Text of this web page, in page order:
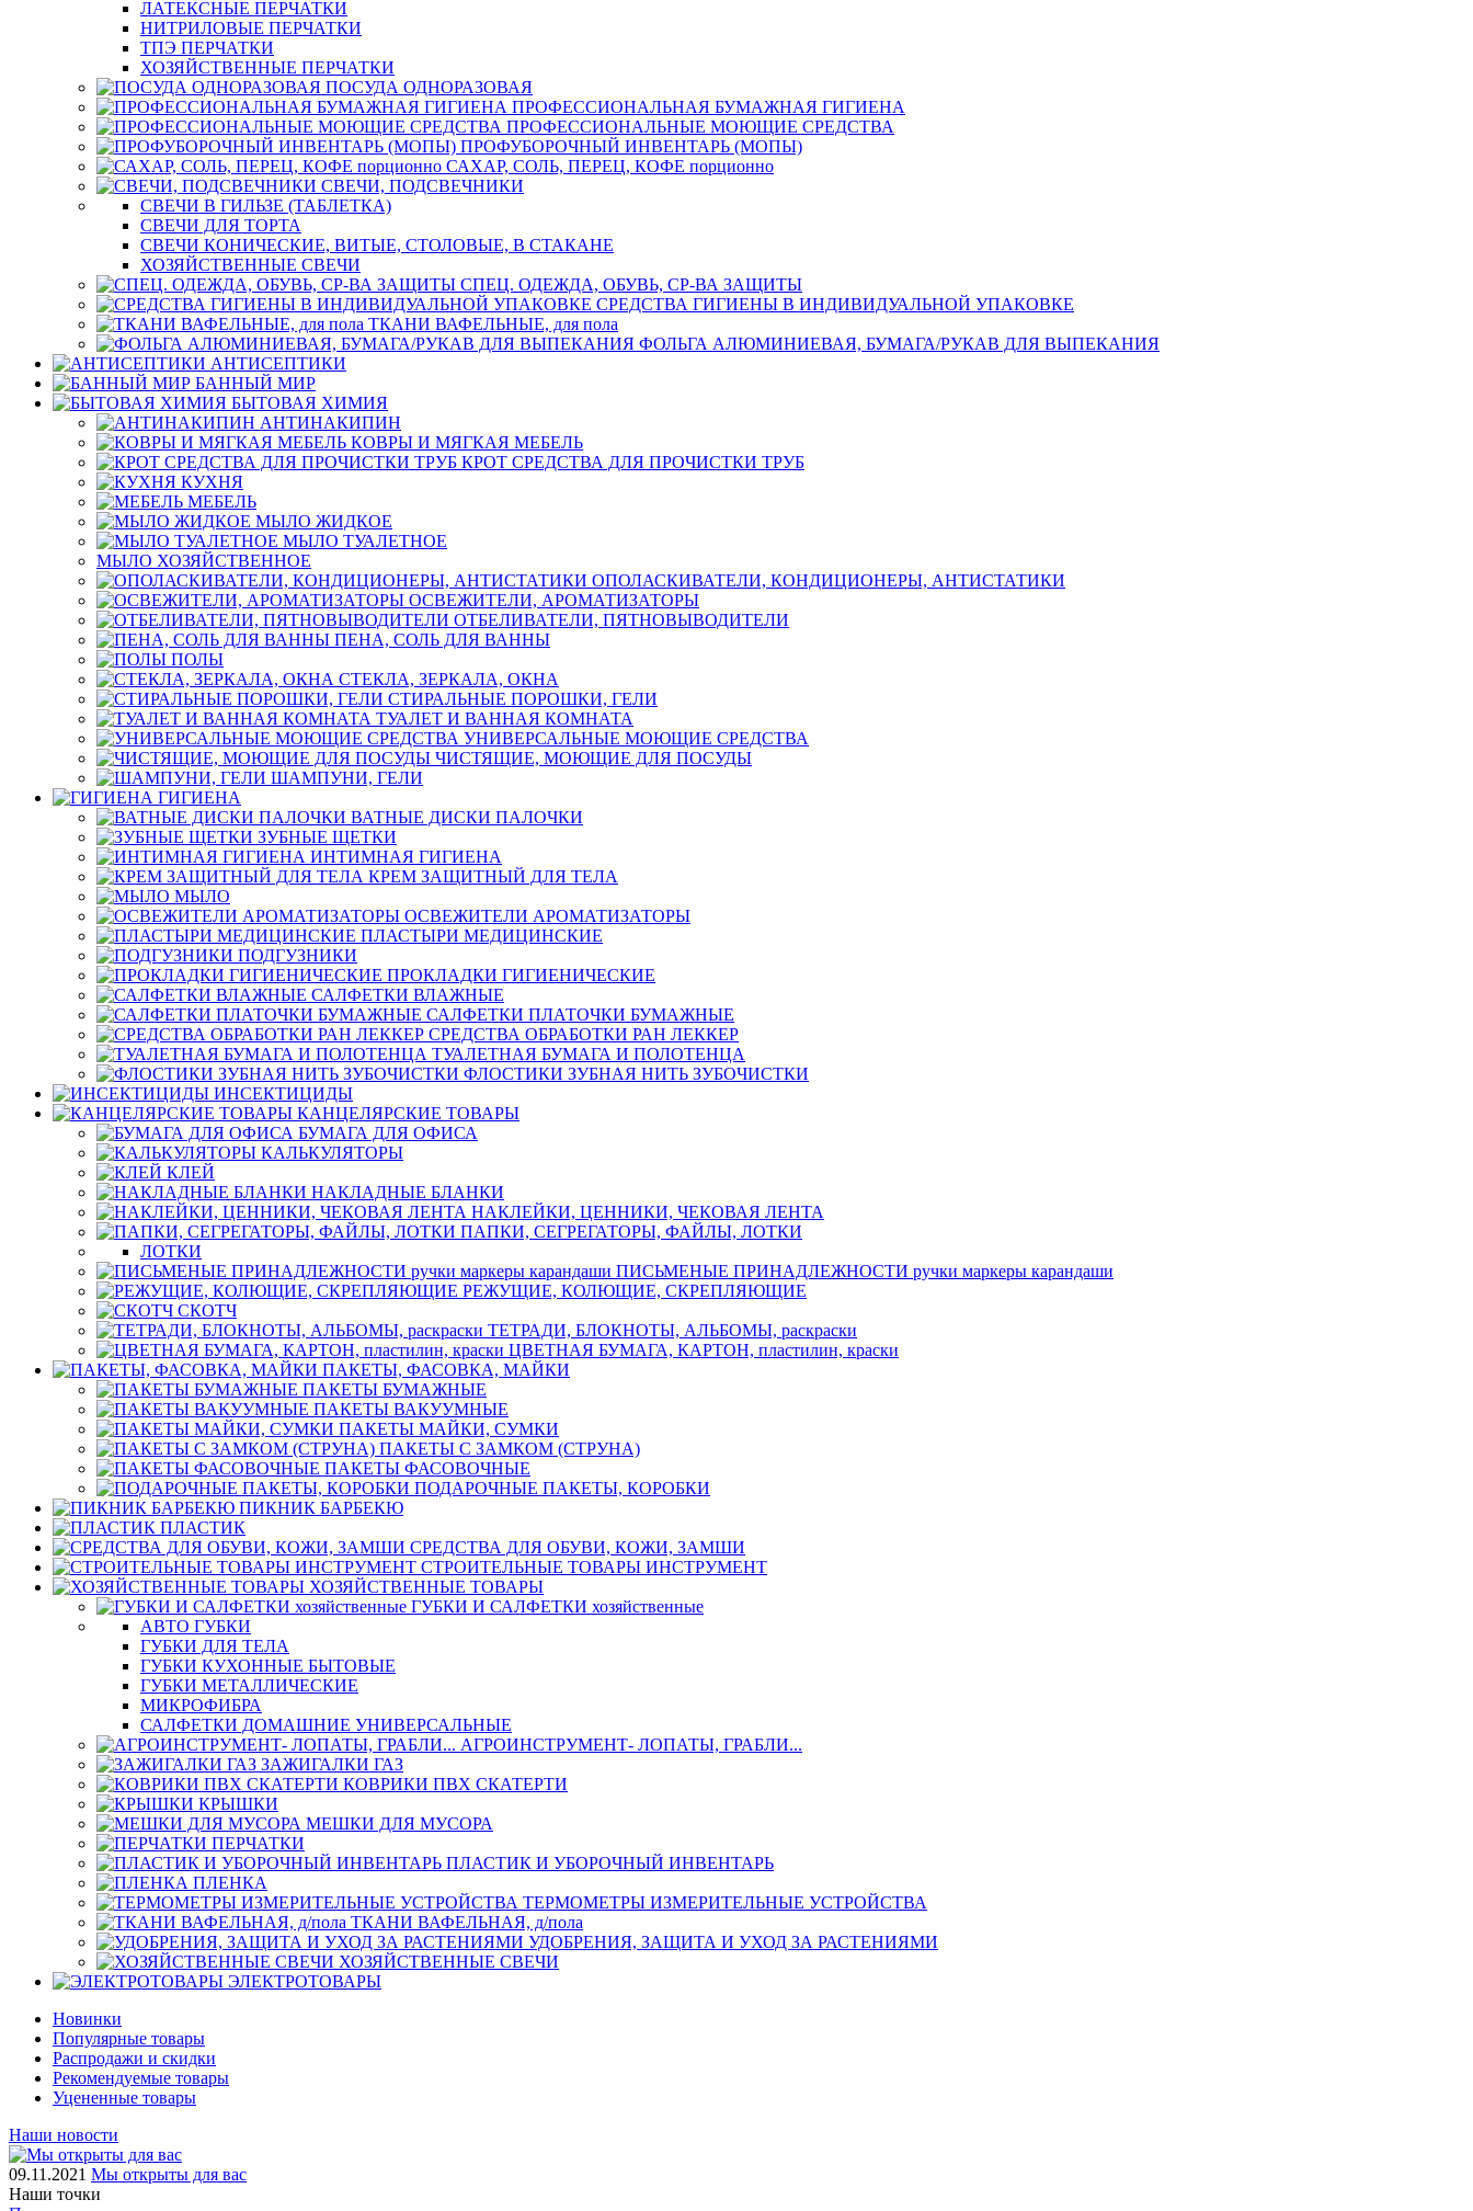
ЛАТЕКСНЫЕ ПЕРЧАТКИ
НИТРИЛОВЫЕ ПЕРЧАТКИ
ТПЭ ПЕРЧАТКИ
ХОЗЯЙСТВЕННЫЕ ПЕРЧАТКИ
ПОСУДА ОДНОРАЗОВАЯ
ПРОФЕССИОНАЛЬНАЯ БУМАЖНАЯ ГИГИЕНА
ПРОФЕССИОНАЛЬНЫЕ МОЮЩИЕ СРЕДСТВА
ПРОФУБОРОЧНЫЙ ИНВЕНТАРЬ (МОПЫ)
САХАР, СОЛЬ, ПЕРЕЦ, КОФЕ порционно
СВЕЧИ, ПОДСВЕЧНИКИ
СВЕЧИ В ГИЛЬЗЕ (ТАБЛЕТКА)
СВЕЧИ ДЛЯ ТОРТА
СВЕЧИ КОНИЧЕСКИЕ, ВИТЫЕ, СТОЛОВЫЕ, В СТАКАНЕ
ХОЗЯЙСТВЕННЫЕ СВЕЧИ
СПЕЦ. ОДЕЖДА, ОБУВЬ, СР-ВА ЗАЩИТЫ
СРЕДСТВА ГИГИЕНЫ В ИНДИВИДУАЛЬНОЙ УПАКОВКЕ
ТКАНИ ВАФЕЛЬНЫЕ, для пола
ФОЛЬГА АЛЮМИНИЕВАЯ, БУМАГА/РУКАВ ДЛЯ ВЫПЕКАНИЯ
АНТИСЕПТИКИ
БАННЫЙ МИР
БЫТОВАЯ ХИМИЯ
АНТИНАКИПИН
КОВРЫ И МЯГКАЯ МЕБЕЛЬ
КРОТ СРЕДСТВА ДЛЯ ПРОЧИСТКИ ТРУБ
КУХНЯ
МЕБЕЛЬ
МЫЛО ЖИДКОЕ
МЫЛО ТУАЛЕТНОЕ
МЫЛО ХОЗЯЙСТВЕННОЕ
ОПОЛАСКИВАТЕЛИ, КОНДИЦИОНЕРЫ, АНТИСТАТИКИ
ОСВЕЖИТЕЛИ, АРОМАТИЗАТОРЫ
ОТБЕЛИВАТЕЛИ, ПЯТНОВЫВОДИТЕЛИ
ПЕНА, СОЛЬ ДЛЯ ВАННЫ
ПОЛЫ
СТЕКЛА, ЗЕРКАЛА, ОКНА
СТИРАЛЬНЫЕ ПОРОШКИ, ГЕЛИ
ТУАЛЕТ И ВАННАЯ КОМНАТА
УНИВЕРСАЛЬНЫЕ МОЮЩИЕ СРЕДСТВА
ЧИСТЯЩИЕ, МОЮЩИЕ ДЛЯ ПОСУДЫ
ШАМПУНИ, ГЕЛИ
ГИГИЕНА
ВАТНЫЕ ДИСКИ ПАЛОЧКИ
ЗУБНЫЕ ЩЕТКИ
ИНТИМНАЯ ГИГИЕНА
КРЕМ ЗАЩИТНЫЙ ДЛЯ ТЕЛА
МЫЛО
ОСВЕЖИТЕЛИ АРОМАТИЗАТОРЫ
ПЛАСТЫРИ МЕДИЦИНСКИЕ
ПОДГУЗНИКИ
ПРОКЛАДКИ ГИГИЕНИЧЕСКИЕ
САЛФЕТКИ ВЛАЖНЫЕ
САЛФЕТКИ ПЛАТОЧКИ БУМАЖНЫЕ
СРЕДСТВА ОБРАБОТКИ РАН ЛЕККЕР
ТУАЛЕТНАЯ БУМАГА И ПОЛОТЕНЦА
ФЛОСТИКИ ЗУБНАЯ НИТЬ ЗУБОЧИСТКИ
ИНСЕКТИЦИДЫ
КАНЦЕЛЯРСКИЕ ТОВАРЫ
БУМАГА ДЛЯ ОФИСА
КАЛЬКУЛЯТОРЫ
КЛЕЙ
НАКЛАДНЫЕ БЛАНКИ
НАКЛЕЙКИ, ЦЕННИКИ, ЧЕКОВАЯ ЛЕНТА
ПАПКИ, СЕГРЕГАТОРЫ, ФАЙЛЫ, ЛОТКИ
ЛОТКИ
ПИСЬМЕНЫЕ ПРИНАДЛЕЖНОСТИ ручки маркеры карандаши
РЕЖУЩИЕ, КОЛЮЩИЕ, СКРЕПЛЯЮЩИЕ
СКОТЧ
ТЕТРАДИ, БЛОКНОТЫ, АЛЬБОМЫ, раскраски
ЦВЕТНАЯ БУМАГА, КАРТОН, пластилин, краски
ПАКЕТЫ, ФАСОВКА, МАЙКИ
ПАКЕТЫ БУМАЖНЫЕ
ПАКЕТЫ ВАКУУМНЫЕ
ПАКЕТЫ МАЙКИ, СУМКИ
ПАКЕТЫ С ЗАМКОМ (СТРУНА)
ПАКЕТЫ ФАСОВОЧНЫЕ
ПОДАРОЧНЫЕ ПАКЕТЫ, КОРОБКИ
ПИКНИК БАРБЕКЮ
ПЛАСТИК
СРЕДСТВА ДЛЯ ОБУВИ, КОЖИ, ЗАМШИ
СТРОИТЕЛЬНЫЕ ТОВАРЫ ИНСТРУМЕНТ
ХОЗЯЙСТВЕННЫЕ ТОВАРЫ
ГУБКИ И САЛФЕТКИ хозяйственные
АВТО ГУБКИ
ГУБКИ ДЛЯ ТЕЛА
ГУБКИ КУХОННЫЕ БЫТОВЫЕ
ГУБКИ МЕТАЛЛИЧЕСКИЕ
МИКРОФИБРА
САЛФЕТКИ ДОМАШНИЕ УНИВЕРСАЛЬНЫЕ
АГРОИНСТРУМЕНТ- ЛОПАТЫ, ГРАБЛИ...
ЗАЖИГАЛКИ ГАЗ
КОВРИКИ ПВХ СКАТЕРТИ
КРЫШКИ
МЕШКИ ДЛЯ МУСОРА
ПЕРЧАТКИ
ПЛАСТИК И УБОРОЧНЫЙ ИНВЕНТАРЬ
ПЛЕНКА
ТЕРМОМЕТРЫ ИЗМЕРИТЕЛЬНЫЕ УСТРОЙСТВА
ТКАНИ ВАФЕЛЬНАЯ, д/пола
УДОБРЕНИЯ, ЗАЩИТА И УХОД ЗА РАСТЕНИЯМИ
ХОЗЯЙСТВЕННЫЕ СВЕЧИ
ЭЛЕКТРОТОВАРЫ
Новинки
Популярные товары
Распродажи и скидки
Рекомендуемые товары
Уцененные товары
Наши новости
09.11.2021 Мы открыты для вас
Наши точки